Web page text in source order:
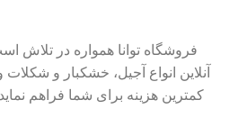
فروشگاه توانا همواره در تلاش
آنلاین انواع آجیل، خشکبار و شکلات
کمترین هزینه برای شما فراهم